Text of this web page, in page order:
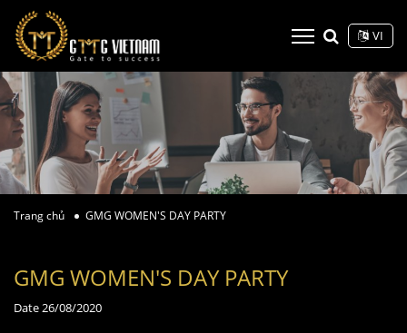
VI
Trang chủ GMG WOMEN'S DAY PARTY
GMG WOMEN'S DAY PARTY
Date26/08/2020